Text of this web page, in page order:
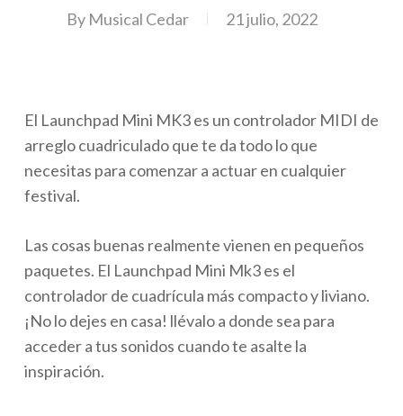
By Musical Cedar 21 julio, 2022
El Launchpad Mini MK3 es un controlador MIDI de
arreglo cuadriculado que te da todo lo que
necesitas para comenzar a actuar en cualquier
festival.
Las cosas buenas realmente vienen en pequeños
paquetes. El Launchpad Mini Mk3 es el
controlador de cuadrícula más compacto y liviano.
¡No lo dejes en casa! llévalo a donde sea para
acceder a tus sonidos cuando te asalte la
inspiración.